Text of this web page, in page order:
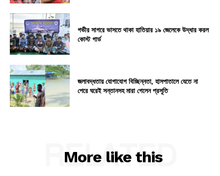
গভীর সাগরে ভাসতে থাকা হাতিয়ার ১৯ জেলেকে উদ্ধার করল
কোস্ট গার্ড
জলাবদ্ধতায় যোগাযোগ বিচ্ছিন্নতা, হাসপাতালে যেতে না
পেরে ঘরেই সন্তানসহ মারা গেলেন প্রসূতি
More like this
RELATED